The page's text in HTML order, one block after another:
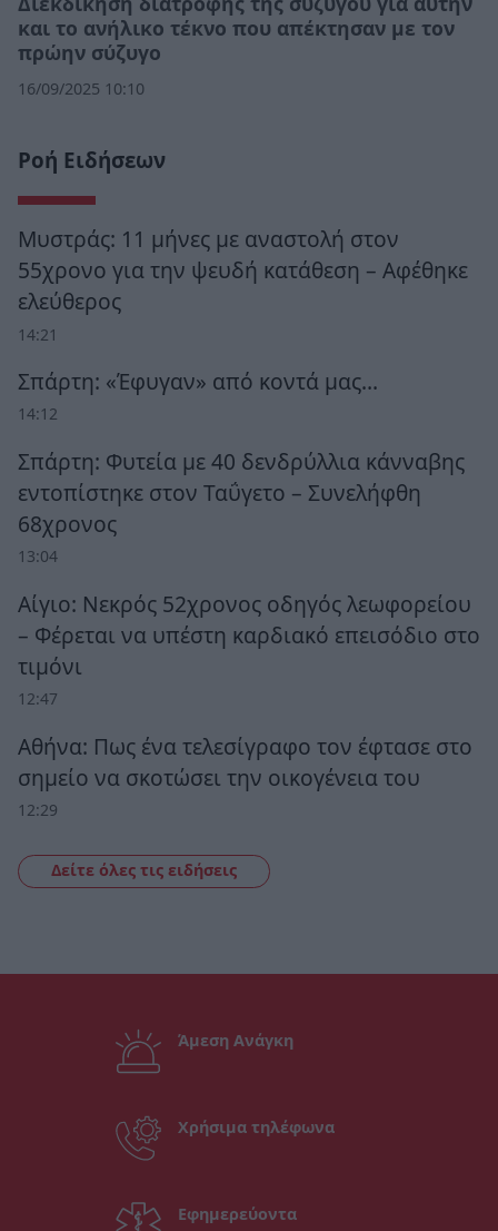
και το ανήλικο τέκνο που απέκτησαν με τον
πρώην σύζυγο
16/09/2025 10:10
Ροή Ειδήσεων
Μυστράς: 11 μήνες με αναστολή στον
55χρονο για την ψευδή κατάθεση – Αφέθηκε
ελεύθερος
14:21
Σπάρτη: «Έφυγαν» από κοντά μας…
14:12
Σπάρτη: Φυτεία με 40 δενδρύλλια κάνναβης
εντοπίστηκε στον Ταΰγετο – Συνελήφθη
68χρονος
13:04
Αίγιο: Νεκρός 52χρονος οδηγός λεωφορείου
– Φέρεται να υπέστη καρδιακό επεισόδιο στο
τιμόνι
12:47
Αθήνα: Πως ένα τελεσίγραφο τον έφτασε στο
σημείο να σκοτώσει την οικογένεια του
12:29
Δείτε όλες τις ειδήσεις
Άμεση Ανάγκη
Χρήσιμα τηλέφωνα
Εφημερεύοντα